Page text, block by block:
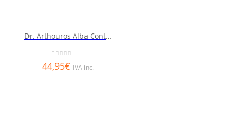
Dr. Arthouros Alba Contorno de Ojos Alta Potencia
44,95€ IVA inc.